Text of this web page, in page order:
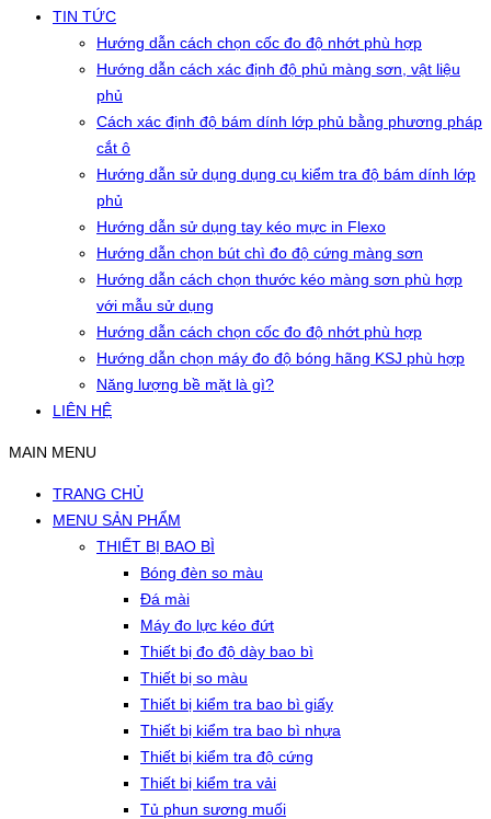
TIN TỨC
Hướng dẫn cách chọn cốc đo độ nhớt phù hợp
Hướng dẫn cách xác định độ phủ màng sơn, vật liệu
phủ
Cách xác định độ bám dính lớp phủ bằng phương pháp
cắt ô
Hướng dẫn sử dụng dụng cụ kiểm tra độ bám dính lớp
phủ
Hướng dẫn sử dụng tay kéo mực in Flexo
Hướng dẫn chọn bút chì đo độ cứng màng sơn
Hướng dẫn cách chọn thước kéo màng sơn phù hợp
với mẫu sử dụng
Hướng dẫn cách chọn cốc đo độ nhớt phù hợp
Hướng dẫn chọn máy đo độ bóng hãng KSJ phù hợp
Năng lượng bề mặt là gì?
LIÊN HỆ
MAIN MENU
TRANG CHỦ
MENU SẢN PHẨM
THIẾT BỊ BAO BÌ
Bóng đèn so màu
Đá mài
Máy đo lực kéo đứt
Thiết bị đo độ dày bao bì
Thiết bị so màu
Thiết bị kiểm tra bao bì giấy
Thiết bị kiểm tra bao bì nhựa
Thiết bị kiểm tra độ cứng
Thiết bị kiểm tra vải
Tủ phun sương muối